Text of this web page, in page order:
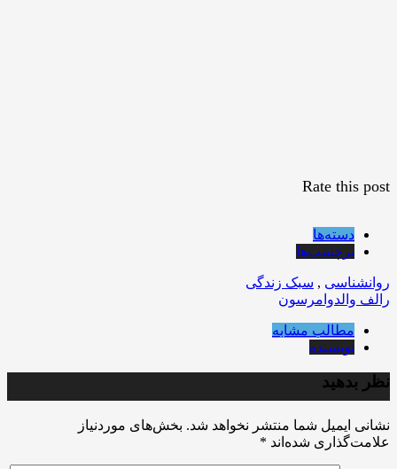
Rate this post
دسته‌ها
برچسب‌ها
روانشناسی , سبک زندگی
رالف والدوامرسون
مطالب مشابه
نویسنده
نظر بدهید
نشانی ایمیل شما منتشر نخواهد شد. بخش‌های موردنیاز
علامت‌گذاری شده‌اند *